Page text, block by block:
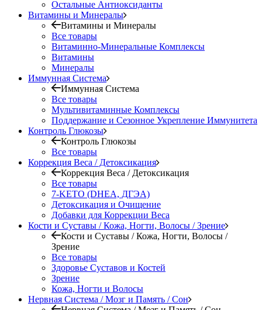
Остальные Антиоксиданты
Витамины и Минералы
Витамины и Минералы
Все товары
Витаминно-Минеральные Комплексы
Витамины
Минералы
Иммунная Система
Иммунная Система
Все товары
Мультивитаминные Комплексы
Поддержание и Сезонное Укрепление Иммунитета
Контроль Глюкозы
Контроль Глюкозы
Все товары
Коррекция Веса / Детоксикация
Коррекция Веса / Детоксикация
Все товары
7-KETO (DHEA, ДГЭА)
Детоксикация и Очищение
Добавки для Коррекции Веса
Кости и Суставы / Кожа, Ногти, Волосы / Зрение
Кости и Суставы / Кожа, Ногти, Волосы /
Зрение
Все товары
Здоровье Суставов и Костей
Зрение
Кожа, Ногти и Волосы
Нервная Система / Мозг и Память / Сон